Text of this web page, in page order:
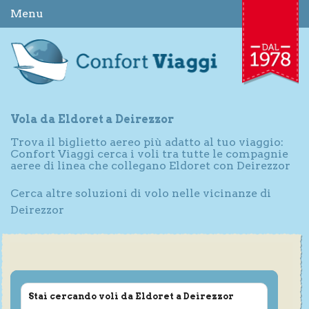
Menu
Vola da Eldoret a Deirezzor
Trova il biglietto aereo più adatto al tuo viaggio:
Confort Viaggi cerca i voli tra tutte le compagnie
aeree di linea che collegano Eldoret con Deirezzor
Cerca altre soluzioni di volo nelle vicinanze di
Deirezzor
Stai cercando voli da Eldoret a Deirezzor